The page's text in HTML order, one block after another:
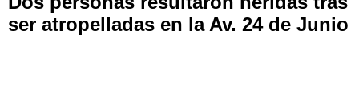
ser atropelladas en la Av. 24 de Junio